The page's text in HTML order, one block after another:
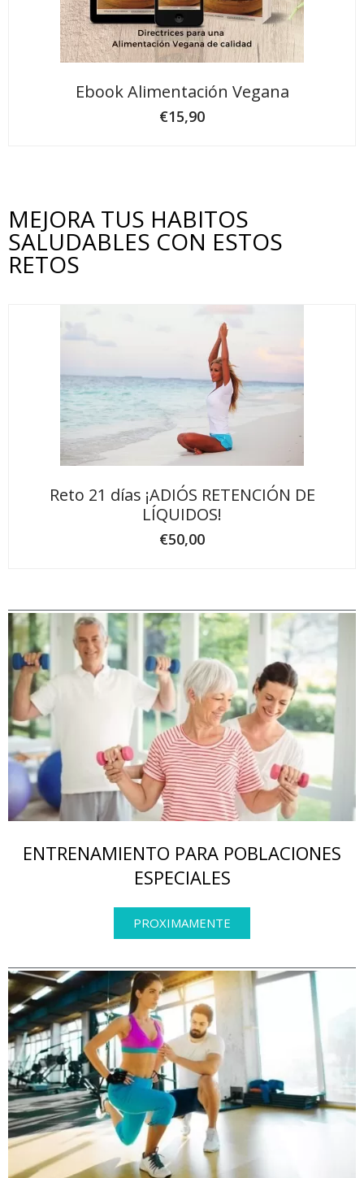
Ebook Alimentación Vegana
€15,90
MEJORA TUS HABITOS
SALUDABLES CON ESTOS
RETOS
Reto 21 días ¡ADIÓS RETENCIÓN DE
LÍQUIDOS!
€50,00
ENTRENAMIENTO PARA POBLACIONES
ESPECIALES
PROXIMAMENTE